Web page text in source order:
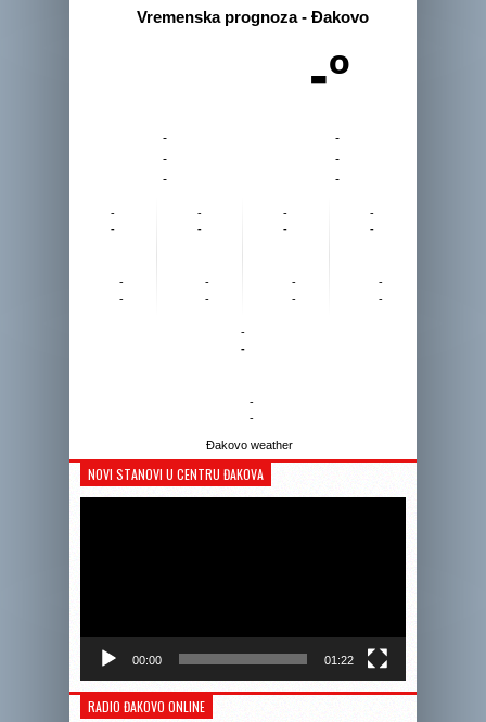
Vremenska prognoza - Đakovo
-º
-
-
-
-
-
-
-
-
-
-
-
-
-
-
-
-
-
-
-
-
-
-
-
-
-
-
Đakovo weather
NOVI STANOVI U CENTRU ĐAKOVA
00:00 01:22
RADIO ĐAKOVO ONLINE